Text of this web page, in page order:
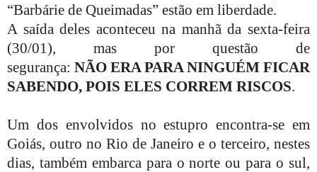
“Barbárie de Queimadas” estão em liberdade.
A saída deles aconteceu na manhã da sexta-feira
(30/01), mas por questão de
segurança: NÃO ERA PARA NINGUÉM FICAR
SABENDO, POIS ELES CORREM RISCOS.
Um dos envolvidosno estupro encontra-se em
Goiás, outro no Rio de Janeiro e o terceiro, nestes
dias, também embarca para o norte ou para o sul,